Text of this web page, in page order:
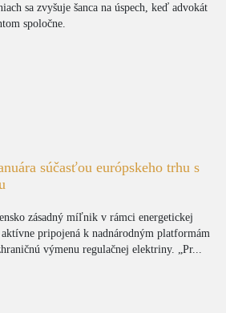
sa zvyšuje šanca na úspech, keď advokát
spoločne.
súčasťou európskeho trhu s
zásadný míľnik v rámci energetickej
pripojená k nadnárodným platformám
výmenu regulačnej elektriny. „Pr...